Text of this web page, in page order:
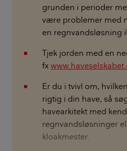
grunden i perioder
være problemer med
en regnvandsløsning
Tjek jorden med en
fx
Er du i tvivl om,
rigtig i din have, så
havearkitekt med
regnvandsløsninger
kloakmester.